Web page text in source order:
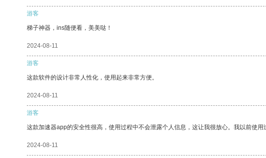
游客
梯子神器，ins随便看，美美哒！
2024-08-11
游客
这款软件的设计非常人性化，使用起来非常方便。
2024-08-11
游客
这款加速器app的安全性很高，使用过程中不会泄露个人信息，这让我很放心。我以前使
2024-08-11